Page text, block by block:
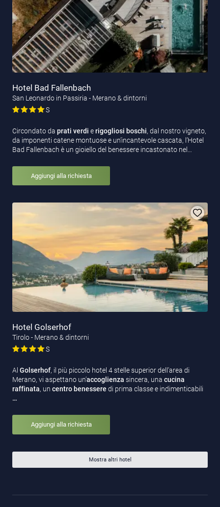
Hotel Bad Fallenbach
San Leonardo in Passiria - Merano & dintorni
S
Circondato da prati verdi erigogliosi boschi, dal nostro vigneto,
da imponenti catene montuose e un’incantevole cascata, l’Hotel
Bad Fallenbach è un gioiello del benessere incastonato nel…
Aggiungi alla richiesta
Hotel Golserhof
Tirolo - Merano & dintorni
S
Al Golserhof, il più piccolo hotel 4 stelle superior dell’area di
Merano, vi aspettano un’accoglienza sincera, una cucina
raffinata, un centro benessere di prima classe e indimenticabili
…
Aggiungi alla richiesta
Mostra altri hotel